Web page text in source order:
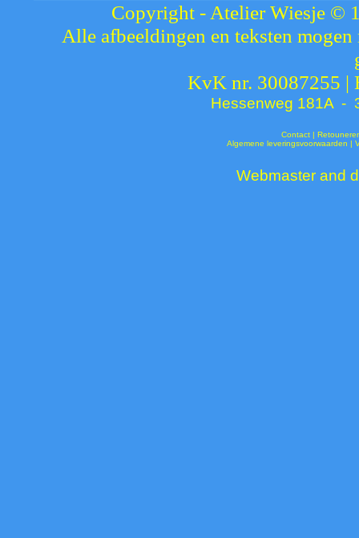
Copyright - Atelier Wiesje ©
Alle afbeeldingen en teksten
KvK nr. 30087255 |
Hessenweg 181A -
Contact|
Algemene leveringsvoorwaarden |
Webmaster and